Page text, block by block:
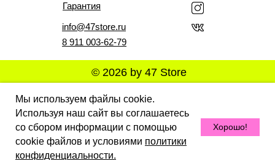
Мы используем файлы cookie.
Используя наш сайт вы соглашаетесь
со сбором информации с помощью
cookie файлов и условиями политики
конфиденциальности.
Хорошо!
info@47store.ru
© 2026 by 47 Store
Гарантия
Все права защищены. Полное или частичное
копирование материалов Сайта в коммерческих целях
разрешено только с письменного разрешения
виновные лица могут быть привлечены к
ответственности в соответствии с действующим
законодательством Российской Федерации.
8 911 003-62-79